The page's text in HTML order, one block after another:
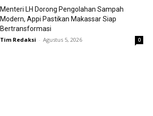
Menteri LH Dorong Pengolahan Sampah
Modern, Appi Pastikan Makassar Siap
Bertransformasi
Tim Redaksi - Agustus 5, 2026 0